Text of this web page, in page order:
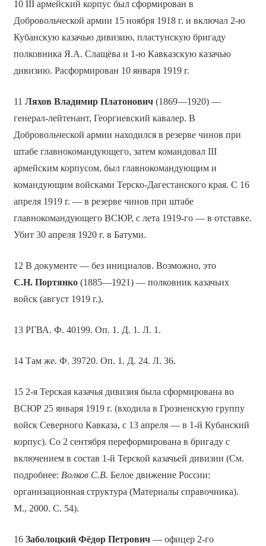
10 III армейский корпус был сформирован в
Добровольческой армии 15 ноября 1918 г. и включал 2-ю
Кубанскую казачью дивизию, пластунскую бригаду
полковника Я.А. Слащёва и 1-ю Кавказскую казачью
дивизию. Расформирован 10 января 1919 г.
11 Ляхов Владимир Платонович(1869—1920) —
генерал-лейтенант, Георгиевский кавалер. В
Добровольческой армии находился в резерве чинов при
штабе главнокомандующего, затем командовал III
армейским корпусом, был главнокомандующим и
командующим войсками Терско-Дагестанского края. С 16
апреля 1919 г. — в резерве чинов при штабе
главнокомандующего ВСЮР, с лета 1919-го — в отставке.
Убит 30 апреля 1920 г. в Батуми.
12 В документе — без инициалов. Возможно, это
С.Н. Портянко(1885—1921) — полковник казачьих
войск (август 1919 г.).
13 РГВА. Ф. 40199. Оп. 1. Д. 1. Л. 1.
14 Там же. Ф. 39720. Оп. 1. Д. 24. Л. 36.
15 2-я Терская казачья дивизия была сформирована во
ВСЮР 25 января 1919 г. (входила в Грозненскую группу
войск Северного Кавказа, с 13 апреля — в 1-й Кубанский
корпус). Со 2 сентября переформирована в бригаду с
включением в состав 1-й Терской казачьей дивизии (См.
подробнее: Волков С.В. Белое движение России:
организационная структура (Материалы справочника).
М., 2000. С. 54).
16 Заболоцкий Фёдор Петрович— офицер 2-го